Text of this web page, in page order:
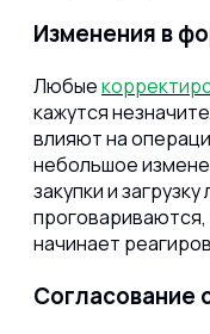
Изменения в
Любые
кажутся
влияют на
небольшое
закупки и
начинает
Согласование